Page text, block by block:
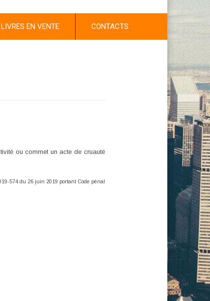
LIVRES EN VENTE CONTACTS
ou commet un acte de cruauté
574 du 26 juin 2019 portant Code pénal